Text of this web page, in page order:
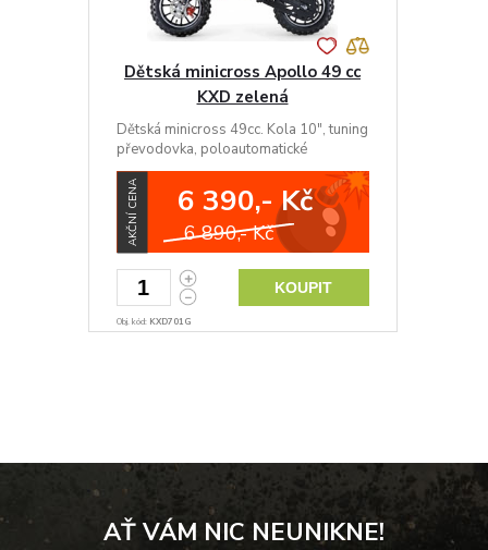
Dětská minicross Apollo 49 cc
KXD zelená
Dětská minicross 49cc. Kola 10", tuning
převodovka, poloautomatické
startování, automat, stavitelné zadní
odpružení
AKČNÍ CENA 6 390,- Kč
6 890,- Kč
Obj. kód: KXD701G
KOUPIT
AŤ VÁM NIC NEUNIKNE!